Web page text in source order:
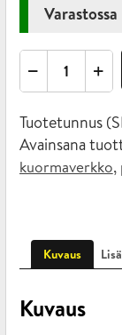
Varastossa
Kuormaverkko
Tuotetunnus
Avainsana
kuormaverkko,
Kuvaus
Kuvaus